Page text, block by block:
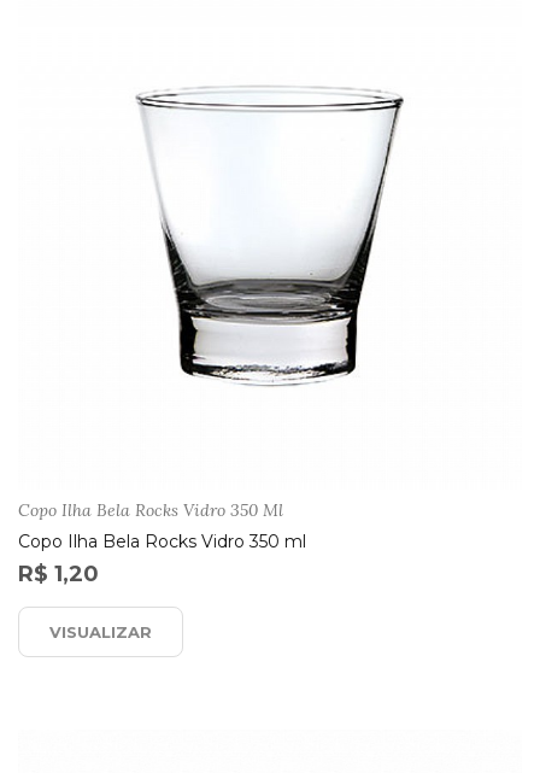
Copo Ilha Bela Rocks Vidro 350 Ml
Copo Ilha Bela Rocks Vidro 350 ml
R$ 1,20
VISUALIZAR